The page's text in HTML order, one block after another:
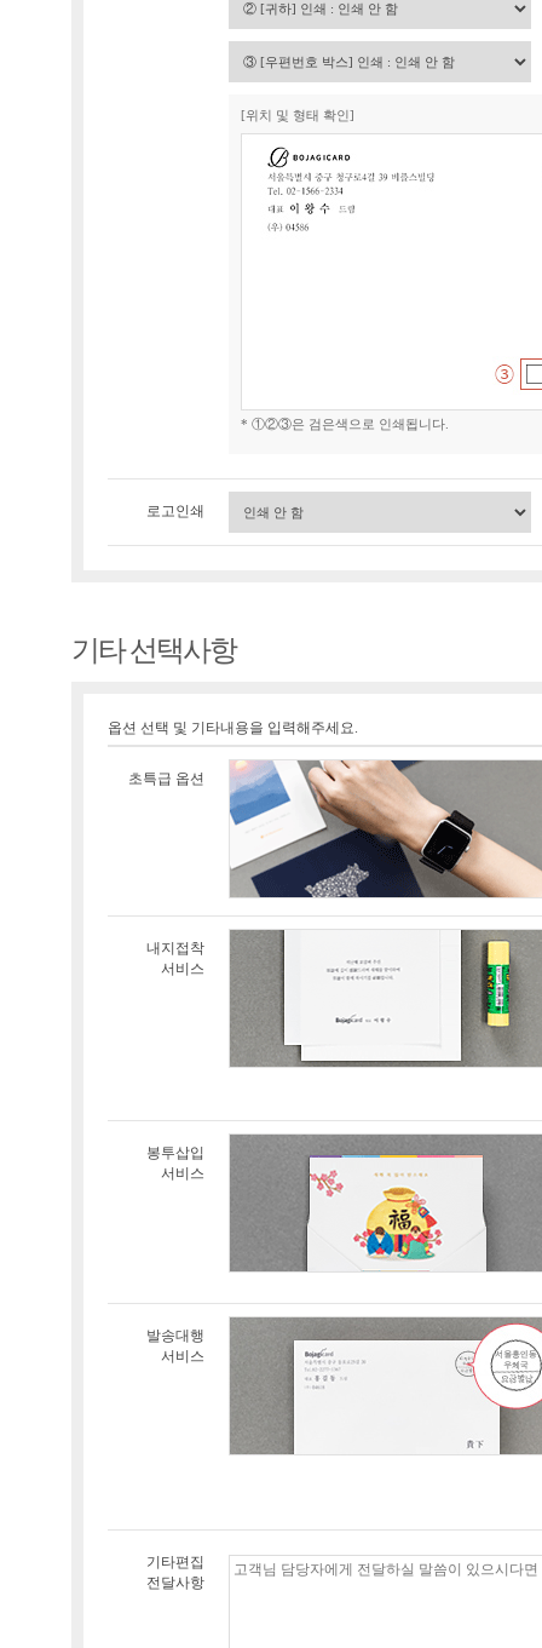
[위치 및 형태 확인]
* ①②③은 검은색으로 인쇄됩니다.
로고인쇄
기타 선택사항
옵션 선택 및 기타내용을 입력해주세요.
초특급 옵션
내지접착
서비스
봉투삽입
서비스
발송대행
서비스
기타편집
전달사항